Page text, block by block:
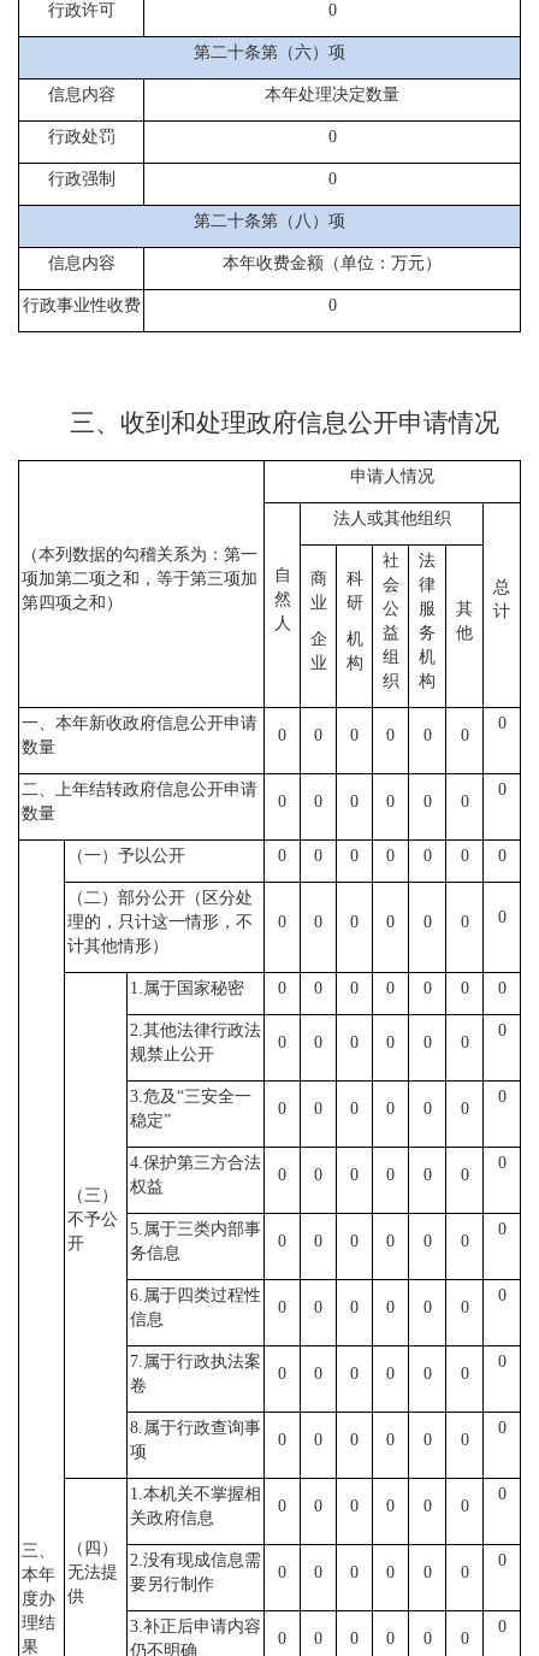
行政许可 0
第二十条第（六）项
信息内容 本年处理决定数量
行政处罚 0
行政强制 0
第二十条第（八）项
信息内容 本年收费金额（单位：万元）
行政事业性收费 0
三、收到和处理政府信息公开申请情况
（本列数据的勾稽关系为：第一
项加第二项之和，等于第三项加
第四项之和）
申请人情况
自
然
人
法人或其他组织
总
计
商
业
企
业
科
研
机
构
社
会
公
益
组
织
法
律
服
务
机
构
其
他
一、本年新收政府信息公开申请
数量
0 0 0 0 0 0
0
二、上年结转政府信息公开申请
数量
0 0 0 0 0 0
0
三、
本年
度办
理结
果
（一）予以公开 0 0 0 0 0 0 0
（二）部分公开（区分处
理的，只计这一情形，不
计其他情形）
0 0 0 0 0 0 0
（三）
不予公
开
1.属于国家秘密 0 0 0 0 0 0 0
2.其他法律行政法
规禁止公开
0 0 0 0 0 0
0
3.危及“三安全一
稳定”
0 0 0 0 0 0
0
4.保护第三方合法
权益
0 0 0 0 0 0
0
5.属于三类内部事
务信息
0 0 0 0 0 0
0
6.属于四类过程性
信息
0 0 0 0 0 0
0
7.属于行政执法案
卷
0 0 0 0 0 0
0
8.属于行政查询事
项
0 0 0 0 0 0
0
（四）
无法提
供
1.本机关不掌握相
关政府信息
0 0 0 0 0 0
0
2.没有现成信息需
要另行制作
0 0 0 0 0 0
0
3.补正后申请内容
仍不明确
0 0 0 0 0 0
0